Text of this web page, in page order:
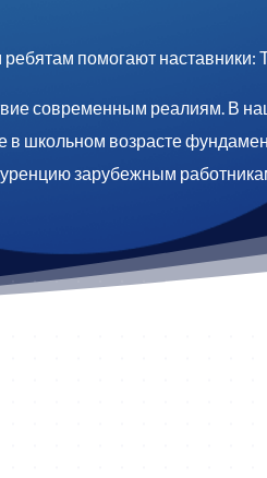
помогают
современным реалиям. В
в школьном возрасте
зарубежным